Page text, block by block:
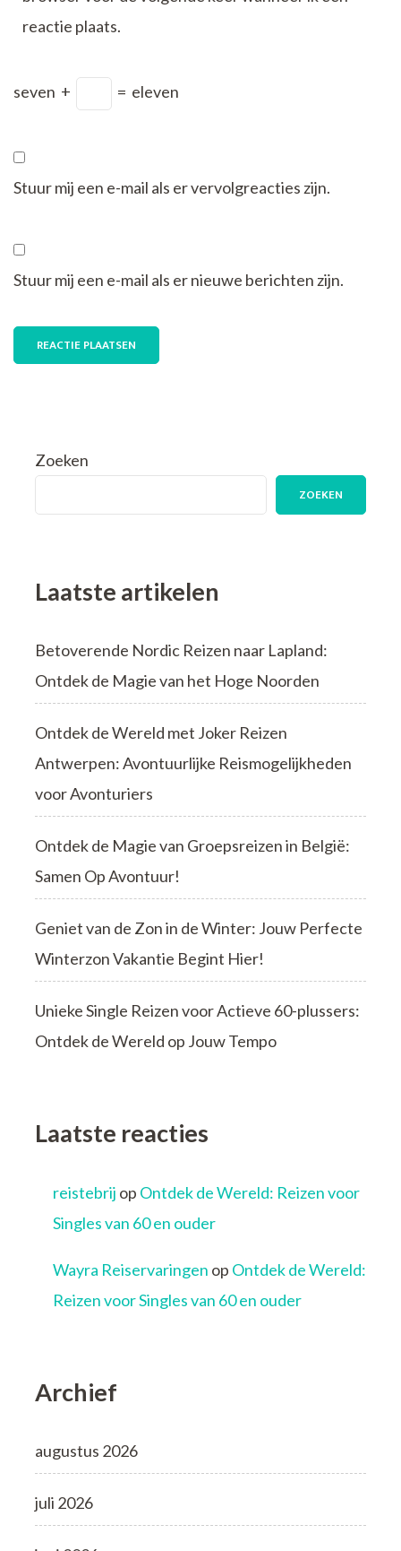
reactie plaats.
seven + = eleven
Stuur mij een e-mail als er vervolgreacties zijn.
Stuur mij een e-mail als er nieuwe berichten zijn.
Zoeken
ZOEKEN
Laatste artikelen
Betoverende Nordic Reizen naar Lapland:
Ontdek de Magie van het Hoge Noorden
Ontdek de Wereld met Joker Reizen
Antwerpen: Avontuurlijke Reismogelijkheden
voor Avonturiers
Ontdek de Magie van Groepsreizen in België:
Samen Op Avontuur!
Geniet van de Zon in de Winter: Jouw Perfecte
Winterzon Vakantie Begint Hier!
Unieke Single Reizen voor Actieve 60-plussers:
Ontdek de Wereld op Jouw Tempo
Laatste reacties
reistebrij op Ontdek de Wereld: Reizen voor
Singles van 60 en ouder
Wayra Reiservaringen op Ontdek de Wereld:
Reizen voor Singles van 60 en ouder
Archief
augustus 2026
juli 2026